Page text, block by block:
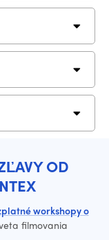
OD
workshopy o
filmovania